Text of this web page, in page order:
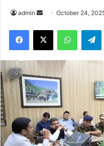
admin
n
d
a
m
a
i
l
October 24,